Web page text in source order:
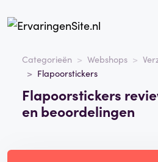
Categorieën Webshops
Flapoorstickers
Flapoorstickers
en beoordelingen